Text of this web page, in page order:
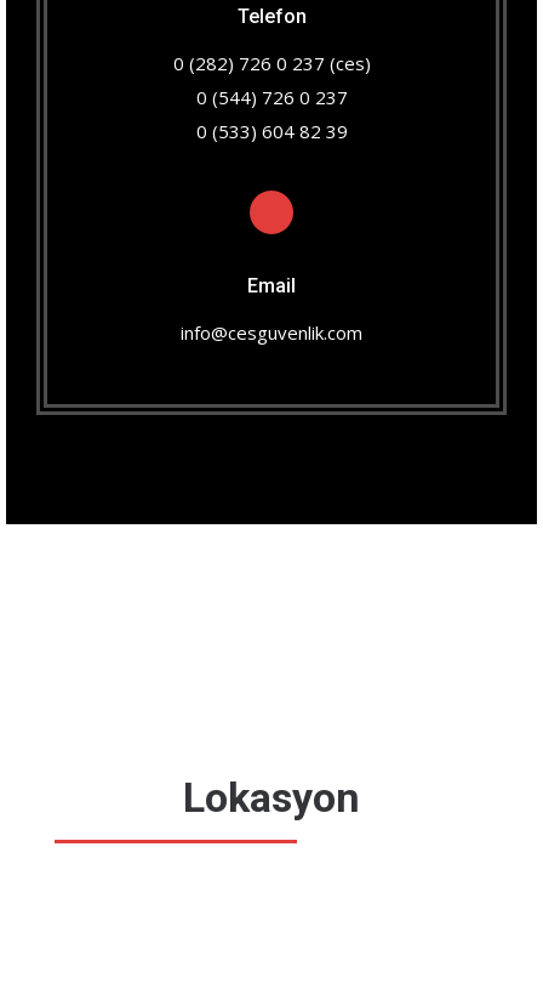
Telefon
0 (282) 726 0 237 (ces)
0 (544) 726 0 237
0 (533) 604 82 39
Email
info@cesguvenlik.com
Lokasyon